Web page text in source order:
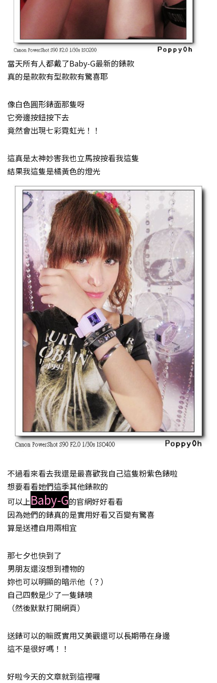
當天所有人都戴了Baby-G最新的錶款
真的是款款有型款款有驚喜耶
像白色圓形錶面那隻呀
它旁邊按鈕按下去
竟然會出現七彩霓虹光！！
這真是太神妙害我也立馬按按看我這隻
結果我這隻是橘黃色的燈光
不過看來看去我還是最喜歡我自己這隻粉紫色錶啦
想要看看她們這季其他錶款的
可以上Baby-G的官網好好看看
因為她們的錶真的是實用好看又百變有驚喜
算是送禮自用兩相宜
那七夕也快到了
男朋友還沒想到禮物的
妳也可以明顯的暗示他（？）
自己四敷是少了一隻錶噢
（然後默默打開網頁）
送錶可以的嘛既實用又美觀還可以長期帶在身邊
這不是很好嗎！！
好啦今天的文章就到這裡囉